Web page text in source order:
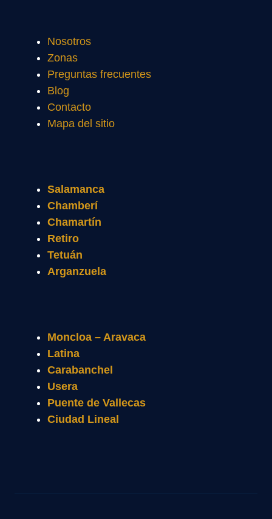
Nosotros
Zonas
Preguntas frecuentes
Blog
Contacto
Mapa del sitio
Salamanca
Chamberí
Chamartín
Retiro
Tetuán
Arganzuela
Moncloa – Aravaca
Latina
Carabanchel
Usera
Puente de Vallecas
Ciudad Lineal